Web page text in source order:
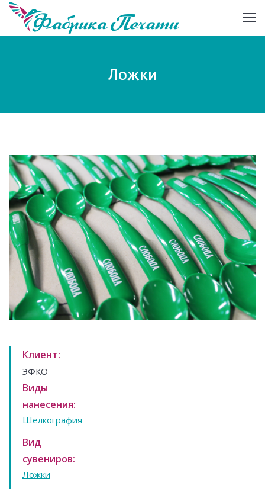
Ложки
Клиент:
ЭФКО
Виды
нанесения:
Шелкография
Вид
сувениров:
Ложки